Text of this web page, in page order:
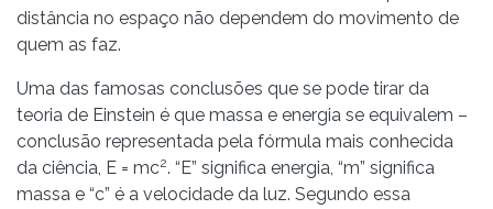
distância no espaço não dependem do movimento de
quem as faz.
Uma das famosas conclusões que se pode tirar da
teoria de Einstein é que massa e energia se equivalem –
conclusão representada pela fórmula mais conhecida
da ciência, E = mc2. “E” significa energia, “m” significa
massa e “c” é a velocidade da luz. Segundo essa